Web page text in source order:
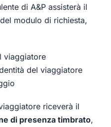
di A&P assisterà il
modulo di richiesta,
viaggiatore
del viaggiatore
riceverà il
di presenza timbrato,